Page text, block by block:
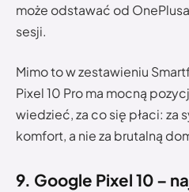
może odstawać od
sesji.
Mimo to w zestawieniu
Pixel 10 Pro ma mocną
wiedzieć, za co się płaci: za
komfort, a nie za brutalną
9. Google Pixel 10 –